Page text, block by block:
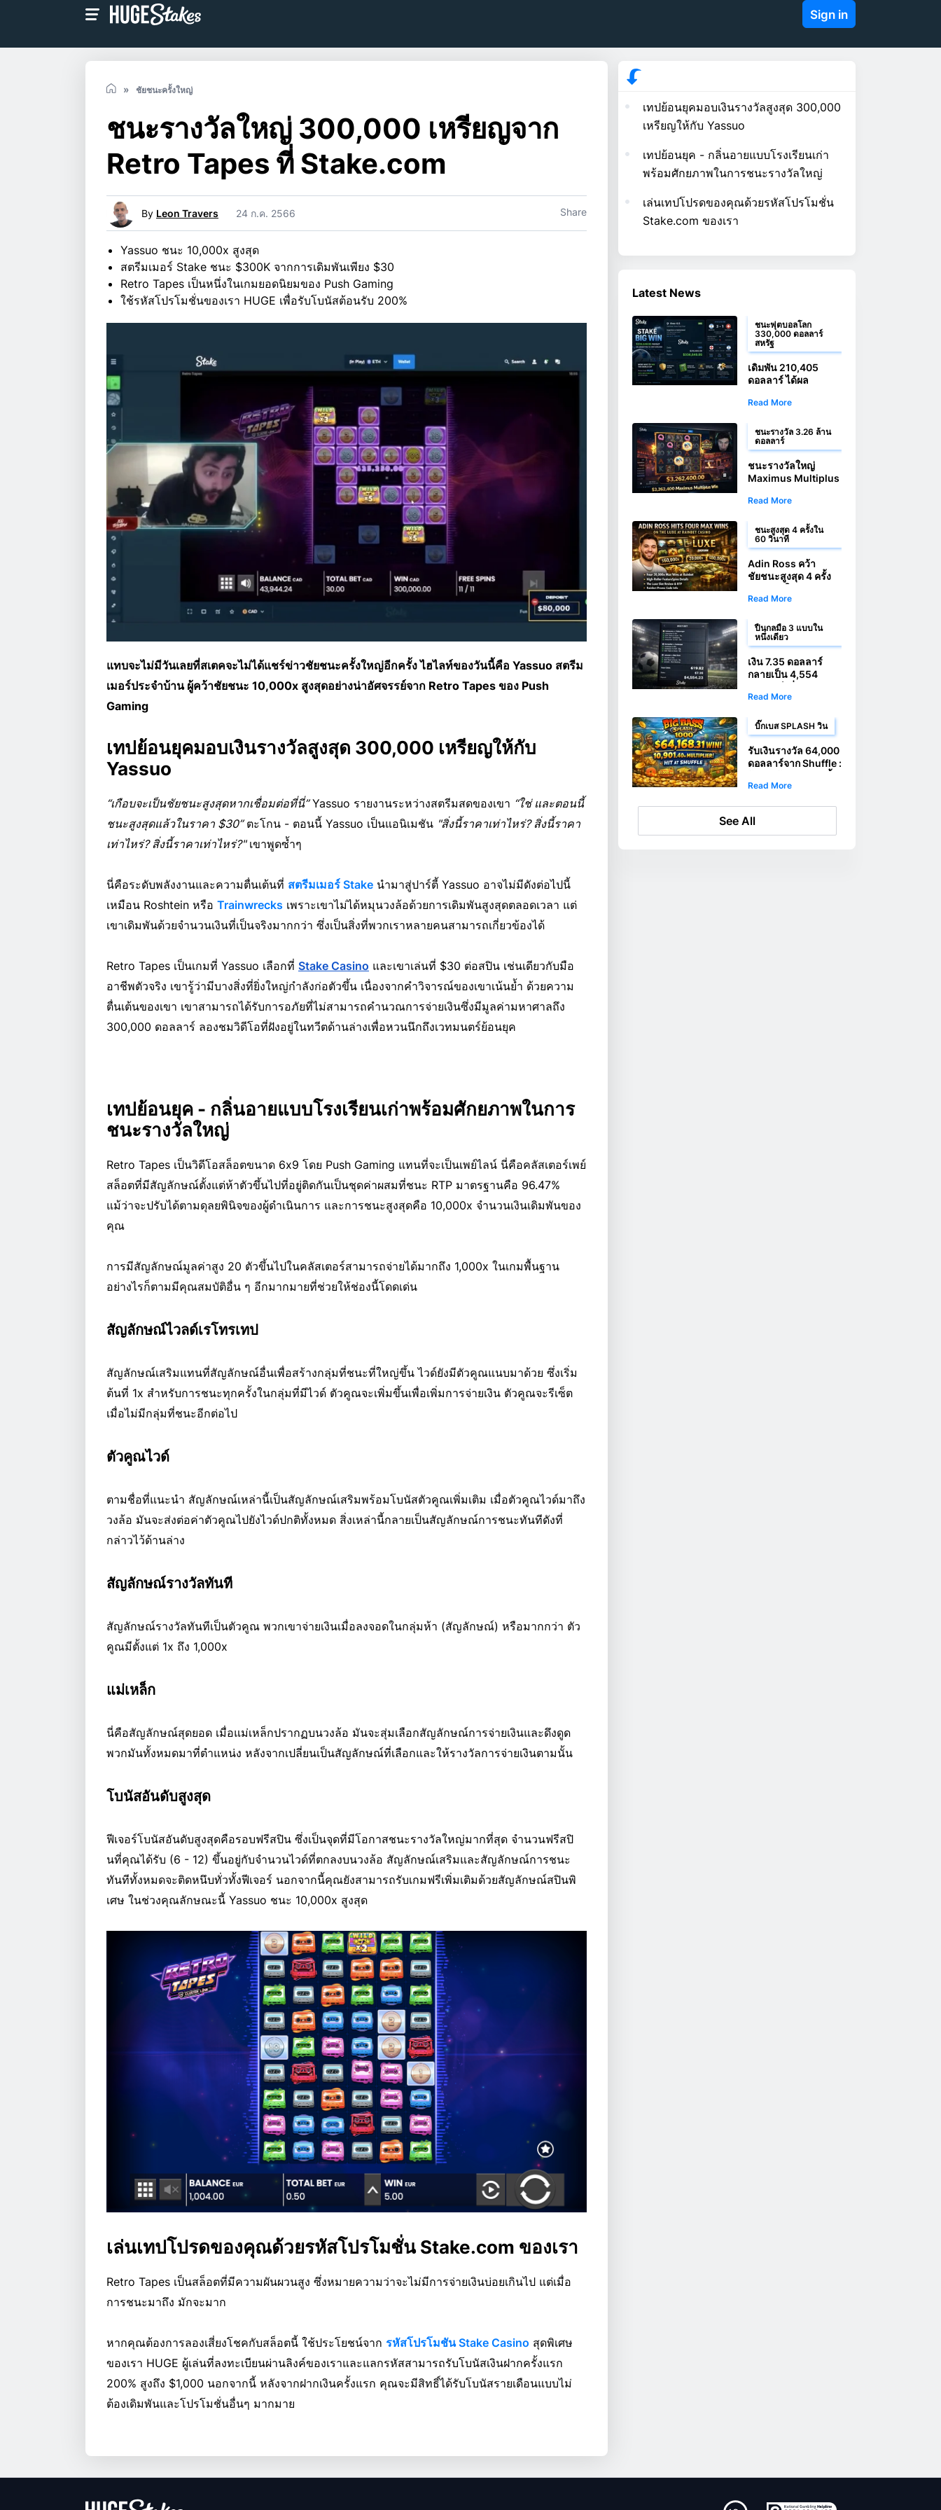
Sign in
ชัยชนะครั้งใหญ่
ชนะรางวัลใหญ่ 300,000 เหรียญจาก
Retro Tapes ที่ Stake.com
By Leon Travers 24 ก.ค. 2566 Share
Yassuo ชนะ 10,000x สูงสุด
สตรีมเมอร์ Stake ชนะ $300K จากการเดิมพันเพียง $30
Retro Tapes เป็นหนึ่งในเกมยอดนิยมของ Push Gaming
ใช้รหัสโปรโมชั่นของเรา HUGE เพื่อรับโบนัสต้อนรับ 200%
แทบจะไม่มีวันเลยที่สเตคจะไม่ได้แชร์ข่าวชัยชนะครั้งใหญ่อีกครั้ง ไฮไลท์ของวันนี้คือ Yassuo สตรีม
เมอร์ประจำบ้าน ผู้คว้าชัยชนะ 10,000x สูงสุดอย่างน่าอัศจรรย์จาก Retro Tapes ของ Push
Gaming
เทปย้อนยุคมอบเงินรางวัลสูงสุด 300,000 เหรียญให้กับ
Yassuo
“เกือบจะเป็นชัยชนะสูงสุดหากเชื่อมต่อที่นี่”Yassuo รายงานระหว่างสตรีมสดของเขา “ใช่ และตอนนี้
ชนะสูงสุดแล้วในราคา $30”ตะโกน - ตอนนี้ Yassuo เป็นแอนิเมชัน "สิ่งนี้ราคาเท่าไหร่? สิ่งนี้ราคา
เท่าไหร่? สิ่งนี้ราคาเท่าไหร่?"เขาพูดซ้ำๆ
นี่คือระดับพลังงานและความตื่นเต้นที่ สตรีมเมอร์ Stake นำมาสู่ปาร์ตี้ Yassuo อาจไม่มีดังต่อไปนี้
เหมือน Roshtein หรือ Trainwrecks เพราะเขาไม่ได้หมุนวงล้อด้วยการเดิมพันสูงสุดตลอดเวลา แต่
เขาเดิมพันด้วยจำนวนเงินที่เป็นจริงมากกว่า ซึ่งเป็นสิ่งที่พวกเราหลายคนสามารถเกี่ยวข้องได้
Retro Tapes เป็นเกมที่ Yassuo เลือกที่ Stake Casino และเขาเล่นที่ $30 ต่อสปิน เช่นเดียวกับมือ
อาชีพตัวจริง เขารู้ว่ามีบางสิ่งที่ยิ่งใหญ่กำลังก่อตัวขึ้น เนื่องจากคำวิจารณ์ของเขาเน้นย้ำ ด้วยความ
ตื่นเต้นของเขา เขาสามารถได้รับการอภัยที่ไม่สามารถคำนวณการจ่ายเงินซึ่งมีมูลค่ามหาศาลถึง
300,000 ดอลลาร์ ลองชมวิดีโอที่ฝังอยู่ในทวีตด้านล่างเพื่อหวนนึกถึงเวทมนตร์ย้อนยุค
เทปย้อนยุค - กลิ่นอายแบบโรงเรียนเก่าพร้อมศักยภาพในการ
ชนะรางวัลใหญ่
Retro Tapes เป็นวิดีโอสล็อตขนาด 6x9 โดย Push Gaming แทนที่จะเป็นเพย์ไลน์ นี่คือคลัสเตอร์เพย์
สล็อตที่มีสัญลักษณ์ตั้งแต่ห้าตัวขึ้นไปที่อยู่ติดกันเป็นชุดค่าผสมที่ชนะ RTP มาตรฐานคือ 96.47%
แม้ว่าจะปรับได้ตามดุลยพินิจของผู้ดำเนินการ และการชนะสูงสุดคือ 10,000x จำนวนเงินเดิมพันของ
คุณ
การมีสัญลักษณ์มูลค่าสูง 20 ตัวขึ้นไปในคลัสเตอร์สามารถจ่ายได้มากถึง 1,000x ในเกมพื้นฐาน
อย่างไรก็ตามมีคุณสมบัติอื่น ๆ อีกมากมายที่ช่วยให้ช่องนี้โดดเด่น
สัญลักษณ์ไวลด์เรโทรเทป
สัญลักษณ์เสริมแทนที่สัญลักษณ์อื่นเพื่อสร้างกลุ่มที่ชนะที่ใหญ่ขึ้น ไวด์ยังมีตัวคูณแนบมาด้วย ซึ่งเริ่ม
ต้นที่ 1x สำหรับการชนะทุกครั้งในกลุ่มที่มีไวด์ ตัวคูณจะเพิ่มขึ้นเพื่อเพิ่มการจ่ายเงิน ตัวคูณจะรีเซ็ต
เมื่อไม่มีกลุ่มที่ชนะอีกต่อไป
ตัวคูณไวด์
ตามชื่อที่แนะนำ สัญลักษณ์เหล่านี้เป็นสัญลักษณ์เสริมพร้อมโบนัสตัวคูณเพิ่มเติม เมื่อตัวคูณไวด์มาถึง
วงล้อ มันจะส่งต่อค่าตัวคูณไปยังไวด์ปกติทั้งหมด สิ่งเหล่านี้กลายเป็นสัญลักษณ์การชนะทันทีดังที่
กล่าวไว้ด้านล่าง
สัญลักษณ์รางวัลทันที
สัญลักษณ์รางวัลทันทีเป็นตัวคูณ พวกเขาจ่ายเงินเมื่อลงจอดในกลุ่มห้า (สัญลักษณ์) หรือมากกว่า ตัว
คูณมีตั้งแต่ 1x ถึง 1,000x
แม่เหล็ก
นี่คือสัญลักษณ์สุดยอด เมื่อแม่เหล็กปรากฏบนวงล้อ มันจะสุ่มเลือกสัญลักษณ์การจ่ายเงินและดึงดูด
พวกมันทั้งหมดมาที่ตำแหน่ง หลังจากเปลี่ยนเป็นสัญลักษณ์ที่เลือกและให้รางวัลการจ่ายเงินตามนั้น
โบนัสอันดับสูงสุด
ฟีเจอร์โบนัสอันดับสูงสุดคือรอบฟรีสปิน ซึ่งเป็นจุดที่มีโอกาสชนะรางวัลใหญ่มากที่สุด จำนวนฟรีสปิ
นที่คุณได้รับ (6 - 12) ขึ้นอยู่กับจำนวนไวด์ที่ตกลงบนวงล้อ สัญลักษณ์เสริมและสัญลักษณ์การชนะ
ทันทีทั้งหมดจะติดหนึบทั่วทั้งฟีเจอร์ นอกจากนี้คุณยังสามารถรับเกมฟรีเพิ่มเติมด้วยสัญลักษณ์สปินพิ
เศษ ในช่วงคุณลักษณะนี้ Yassuo ชนะ 10,000x สูงสุด
เล่นเทปโปรดของคุณด้วยรหัสโปรโมชั่น Stake.com ของเรา
Retro Tapes เป็นสล็อตที่มีความผันผวนสูง ซึ่งหมายความว่าจะไม่มีการจ่ายเงินบ่อยเกินไป แต่เมื่อ
การชนะมาถึง มักจะมาก
หากคุณต้องการลองเสี่ยงโชคกับสล็อตนี้ ใช้ประโยชน์จาก รหัสโปรโมชัน Stake Casino สุดพิเศษ
ของเรา HUGE ผู้เล่นที่ลงทะเบียนผ่านลิงค์ของเราและแลกรหัสสามารถรับโบนัสเงินฝากครั้งแรก
200% สูงถึง $1,000 นอกจากนี้ หลังจากฝากเงินครั้งแรก คุณจะมีสิทธิ์ได้รับโบนัสรายเดือนแบบไม่
ต้องเดิมพันและโปรโมชั่นอื่นๆ มากมาย
เทปย้อนยุคมอบเงินรางวัลสูงสุด 300,000
เหรียญให้กับ Yassuo
เทปย้อนยุค - กลิ่นอายแบบโรงเรียนเก่า
พร้อมศักยภาพในการชนะรางวัลใหญ่
เล่นเทปโปรดของคุณด้วยรหัสโปรโมชั่น
Stake.com ของเรา
Latest News
ชนะฟุตบอลโลก
330,000 ดอลลาร์
สหรัฐ
เดิมพัน 210,405
ดอลลาร์ ได้ผล
ดอลลาร์ จากประตูใน
Read More
ชนะรางวัล 3.26 ล้าน
ดอลลาร์
ชนะรางวัลใหญ่
Maximus Multiplus
ดอลลาร์
Read More
ชนะสูงสุด 4 ครั้งใน
60 วินาที
Adin Ross คว้า
ชัยชนะสูงสุด 4 ครั้ง
Luxe ที่ Rainbet
Read More
ปืนกลมือ 3 แบบใน
หนึ่งเดียว
เงิน 7.35 ดอลลาร์
กลายเป็น 4,554
จากการเดิมพันแบบ
เกมเดียวกัน ในการ
เดิมพันครั้งใหญ่ครั้ง
เดียว
Read More
บิ๊กเบส SPLASH วิน
รับเงินรางวัล 64,000
ดอลลาร์จาก Shuffle :
ใหญ่ด้วยเกม Big
Read More
See All